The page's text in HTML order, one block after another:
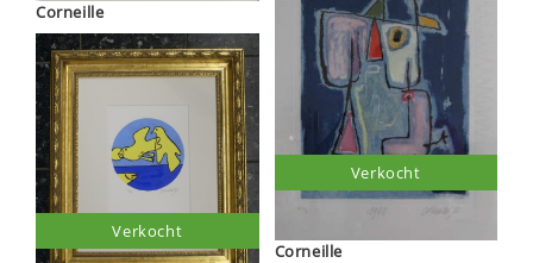
Corneille
Verkocht
Corneille
Verkocht